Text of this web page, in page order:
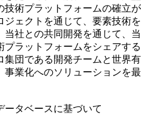
技術プラットフォームの確立が
ジェクトを通じて、要素技術を
社との共同開発を通じて、当
ラットフォームをシェアする
集団である開発チームと世界有
事業化へのソリューションを最
ータベースに基づいて